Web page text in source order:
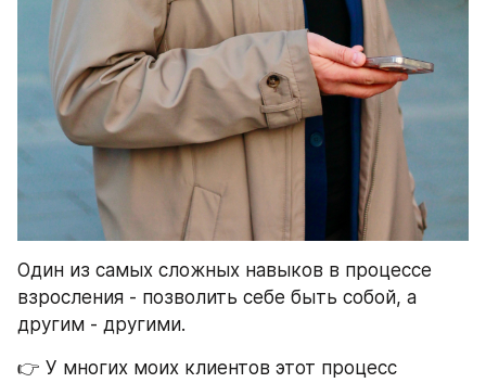
Один из самых сложных навыков в процессе
взросления - позволить себе быть собой, а
другим - другими.
👉 У многих моих клиентов этот процесс